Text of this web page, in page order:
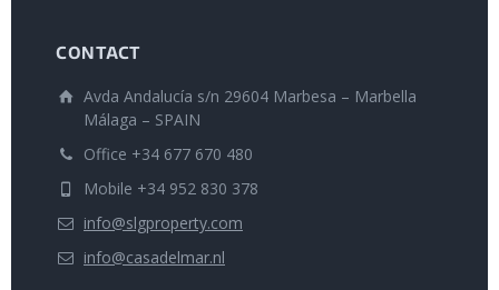
CONTACT
Avda Andalucía s/n 29604 Marbesa – Marbella
Málaga – SPAIN
Office +34 677 670 480
Mobile +34 952 830 378
info@slgproperty.com
info@casadelmar.nl